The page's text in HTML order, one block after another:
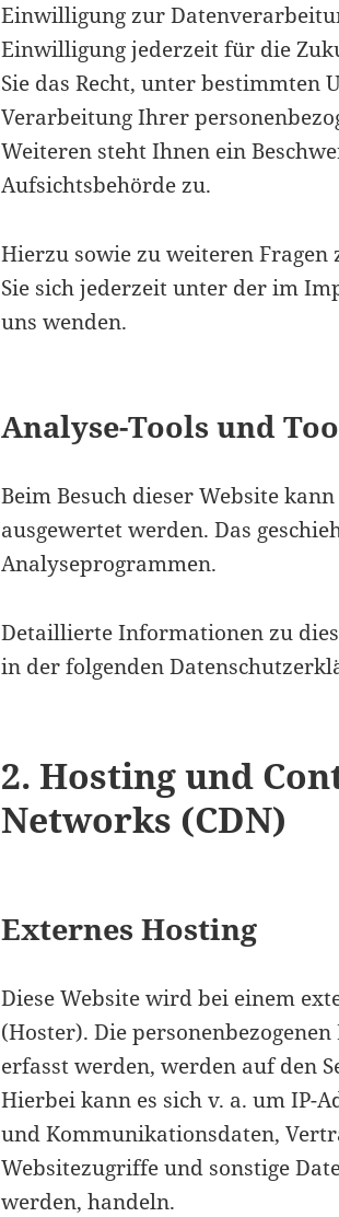
Einwilligung zur
Einwilligung jederzeit für die
Sie das Recht, unter bestimmten
Verarbeitung Ihrer
Weiteren steht Ihnen ein
Aufsichtsbehörde zu.
Hierzu sowie zu weiteren
Sie sich jederzeit unter der im
uns wenden.
Analyse-Tools und
Beim Besuch dieser Website
ausgewertet werden. Das
Analyseprogrammen.
Detaillierte Informationen zu
in der folgenden
2. Hosting und
Networks (CDN)
Externes Hosting
Diese Website wird bei einem
(Hoster). Die
erfasst werden, werden auf den
Hierbei kann es sich v. a. um IP-
und Kommunikationsdaten,
Websitezugriffe und sonstige
werden, handeln.